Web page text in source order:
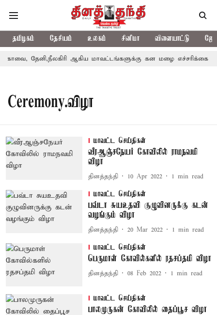
தமிழகம் தேசியம் உலகம் சினிமா விளையாட்டு
தேனி,நீலகிரி ஆகிய மாவட்டங்களுக்கு கன மழை எச்சரிக்கை
Ceremony.விழா
மாவட்ட செய்திகள்
வீரஆஞ்சநேயர் கோவிலில் ராமநவமி
விழா
தினத்தந்தி 10 Apr 2022 1 min read
மாவட்ட செய்திகள்
பவ்டா சுயஉதவி குழுவினருக்கு கடன்
வழங்கும் விழா
தினத்தந்தி 20 Mar 2022 1 min read
மாவட்ட செய்திகள்
பெருமாள் கோவில்களில் ரதசப்தமி விழா
தினத்தந்தி 08 Feb 2022 1 min read
மாவட்ட செய்திகள்
பாலமுருகன் கோவிலில் தைப்பூச விழா